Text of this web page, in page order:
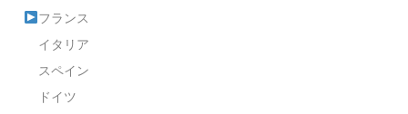
フランス
イタリア
スペイン
ドイツ